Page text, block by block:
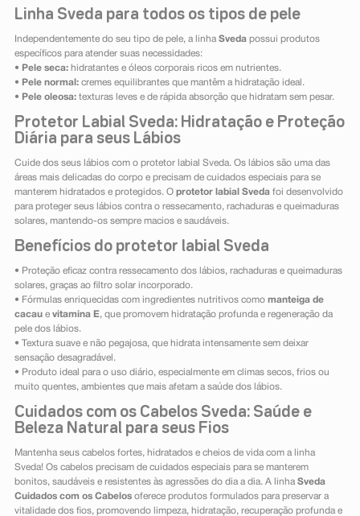
Linha Sveda para todos os tipos de pele
Independentemente do seu tipo de pele, a linha Svedapossui produtos
específicos para atender suas necessidades:
• Pele seca:hidratantes e óleos corporais ricos em nutrientes.
• Pele normal:cremes equilibrantes que mantêm a hidratação ideal.
• Pele oleosa:texturas leves e de rápida absorção que hidratam sem pesar.
Protetor Labial Sveda: Hidratação e Proteção
Diária para seus Lábios
Cuide dos seus lábios com o protetor labial Sveda. Os lábios são uma das
áreas mais delicadas do corpo e precisam de cuidados especiais para se
manterem hidratados e protegidos. O protetor labial Svedafoi desenvolvido
para proteger seus lábios contra o ressecamento, rachaduras e queimaduras
solares, mantendo-os sempre macios e saudáveis.
Benefícios do protetor labial Sveda
• Proteção eficaz contra ressecamento dos lábios, rachaduras e queimaduras
solares, graças ao filtro solar incorporado.
• Fórmulas enriquecidas com ingredientes nutritivos como manteiga de
cacaue vitamina E, que promovem hidratação profunda e regeneração da
pele dos lábios.
• Textura suave e não pegajosa, que hidrata intensamente sem deixar
sensação desagradável.
• Produto ideal para o uso diário, especialmente em climas secos, frios ou
muito quentes, ambientes que mais afetam a saúde dos lábios.
Cuidados com os Cabelos Sveda: Saúde e
Beleza Natural para seus Fios
Mantenha seus cabelos fortes, hidratados e cheios de vida com a linha
Sveda! Os cabelos precisam de cuidados especiais para se manterem
bonitos, saudáveis e resistentes às agressões do dia a dia. A linha Sveda
Cuidados com os Cabelosoferece produtos formulados para preservar a
vitalidade dos fios, promovendo limpeza, hidratação, recuperação profunda e